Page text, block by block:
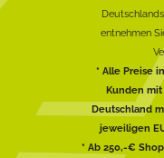
entnehmen
* Alle Preise
Kunden mit
Deutschland
jeweiligen
* Ab 250,-€